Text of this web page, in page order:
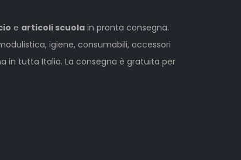
e articoli scuola in pronta consegna.
igiene, consumabili, accessori
in tutta Italia. La consegna è gratuita per